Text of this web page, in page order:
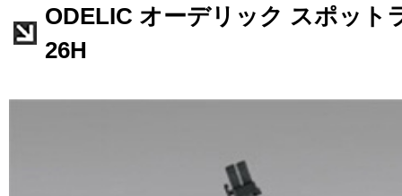
ODELIC オーデリック スポット
26H